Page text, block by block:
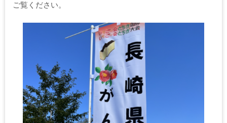
ご覧ください。